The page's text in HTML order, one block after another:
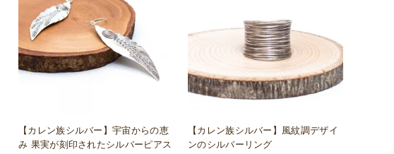
【カレン族シルバー】宇宙からの恵
み 果実が刻印されたシルバーピアス
【カレン族シルバー】風紋調デザイ
ンのシルバーリング